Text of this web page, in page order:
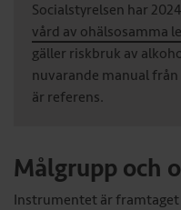
Socialstyrelsen har
vård av ohälsosamma
gäller riskbruk av
nuvarande manual
är referens.
Målgrupp och
Instrumentet är